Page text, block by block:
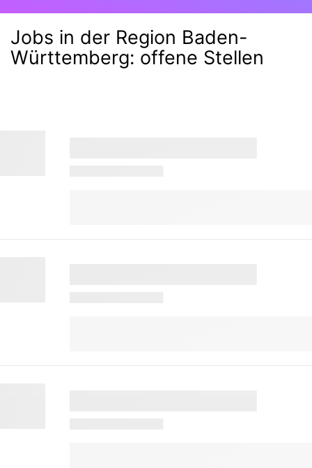
Jobs in der Region Baden-
Württemberg: offene Stellen